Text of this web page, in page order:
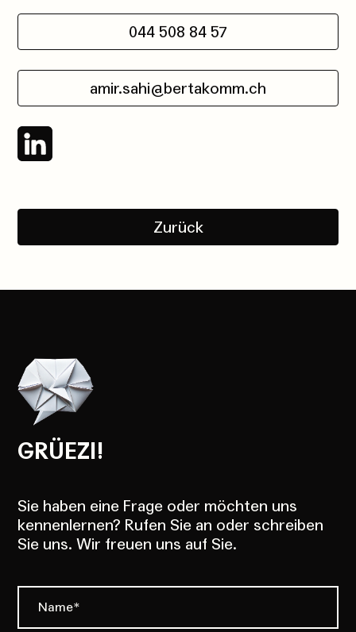
044 508 84 57
amir.sahi@bertakomm.ch
Folgen Sie uns auf LinkedIn
Zurück
GRÜEZI!
Sie haben eine Frage oder möchten uns
kennenlernen? Rufen Sie an oder schreiben
Sie uns. Wir freuen uns auf Sie.